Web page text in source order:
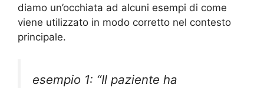
diamo un’occhiata ad alcuni esempi di come
viene utilizzato in modo corretto nel contesto
principale.
esempio 1: “Il paziente ha